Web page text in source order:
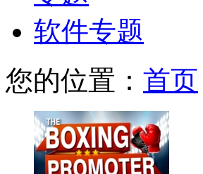
软件专题
您的位置： 首页